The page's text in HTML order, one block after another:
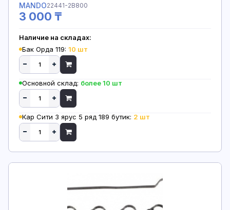
MANDO22441-2B800
3 000 ₸
Наличие на складах:
Бак Орда 119: 10 шт
Основной склад: более 10 шт
Кар Сити 3 ярус 5 ряд 189 бутик: 2 шт